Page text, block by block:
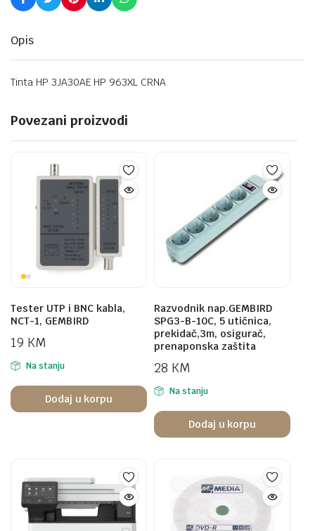
Opis
Tinta HP 3JA30AE HP 963XL CRNA
Povezani proizvodi
Tester UTP i BNC kabla,
NCT-1, GEMBIRD
19 KM
Na stanju
Dodaj u korpu
Razvodnik nap.GEMBIRD
SPG3-B-10C, 5 utičnica,
prekidač,3m, osigurač,
prenaponska zaštita
28 KM
Na stanju
Dodaj u korpu